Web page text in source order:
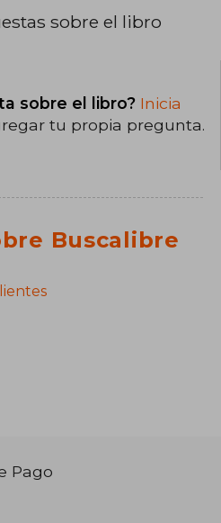
sobre el libro
sobre el libro? Inicia
tu propia pregunta.
Buscalibre
Pago